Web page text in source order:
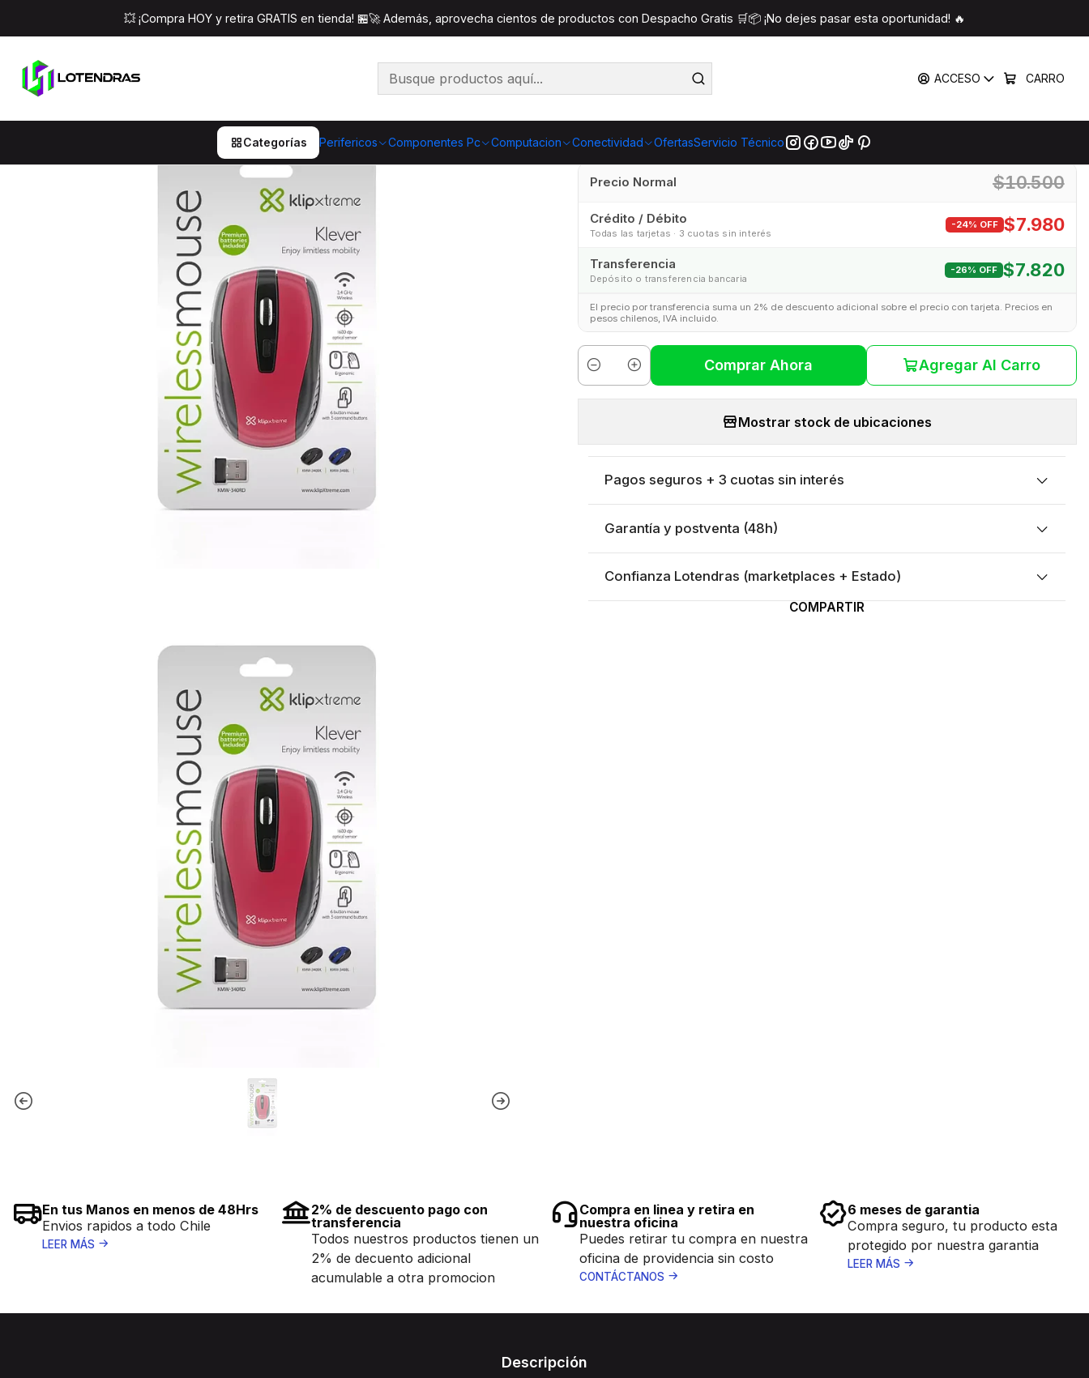
ACCESO CARRO
Categorías Perifericos Componentes Pc Computacion Conectividad OfertasServicio Técnico
💥 ¡Compra HOY y retira GRATIS en tienda! 🏪🚀 Además, aprovecha cientos de productos con Despacho Gratis 🛒📦 ¡No dejes pasar esta oportunidad! 🔥
Inicio Perifericos Mouse Mouse Klip Xtreme Nano USB Inalámbrico 6 Botones para Oficina
Mouse Klip Xtreme Nano USB
Inalámbrico 6 Botones para Oficina
|
Precio Normal $10.500
Crédito / Débito
Todas las tarjetas · 3 cuotas sin interés
-24% OFF $7.980
Transferencia
Depósito o transferencia bancaria
-26% OFF $7.820
El precio por transferencia suma un 2% de descuento adicional sobre el precio con tarjeta. Precios en
pesos chilenos, IVA incluido.
Cantidad
Agregar Al Carro
Comprar Ahora
Mostrar stock de ubicaciones
Pagos seguros + 3 cuotas sin interés
Garantía y postventa (48h)
Confianza Lotendras (marketplaces + Estado)
COMPARTIR
En tus Manos en menos de 48Hrs
Envios rapidos a todo Chile
LEER MÁS
2% de descuento pago con
transferencia
Todos nuestros productos tienen un
2% de decuento adicional
acumulable a otra promocion
Compra en linea y retira en
nuestra oficina
Puedes retirar tu compra en nuestra
oficina de providencia sin costo
CONTÁCTANOS
6 meses de garantia
Compra seguro, tu producto esta
protegido por nuestra garantia
LEER MÁS
Descripción